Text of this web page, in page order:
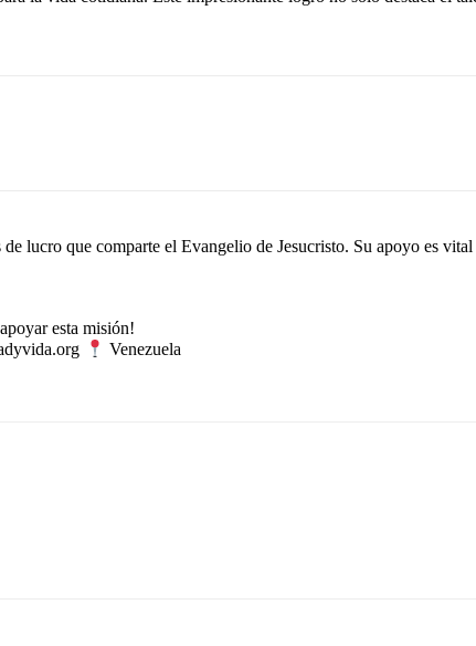
lucro que comparte el Evangelio de Jesucristo. Su apoyo es vital
esta misión!
Venezuela